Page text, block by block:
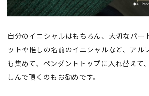
自分のイニシャルはもちろん、大切なパー
ットや推しの名前のイニシャルなど、アル
も集めて、ペンダントトップに入れ替えて
しんで頂くのもお勧めです。